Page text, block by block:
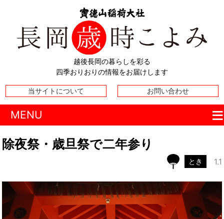
越後長岡の暮らしを彩る
四季おりおりの情報をお届けします
当サイトについて お問い合わせ
MENU
除夜祭・歳旦祭で二年参り
とき 1.1